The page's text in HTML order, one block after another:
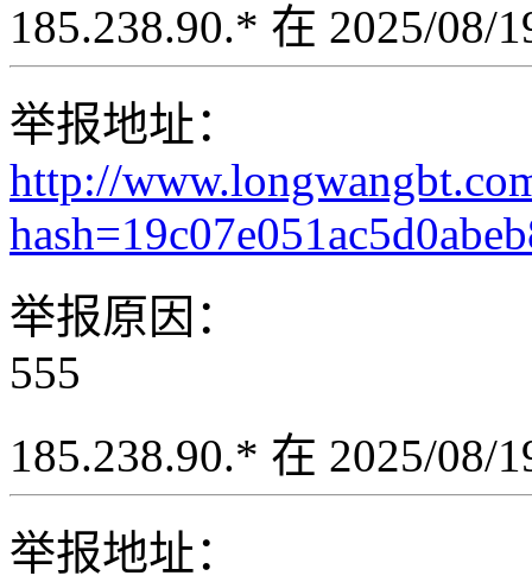
185.238.90.* 在 2025/08/
举报地址：
http://
举报原因：
555
185.238.90.* 在 2025/08/
举报地址：